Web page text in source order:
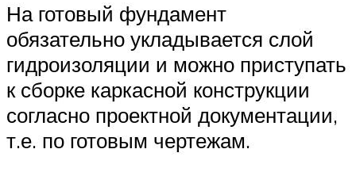
На готовый фундамент
обязательно укладывается слой
гидроизоляции и можно приступать
к сборке каркасной конструкции
согласно проектной документации,
т.е. по готовым чертежам.